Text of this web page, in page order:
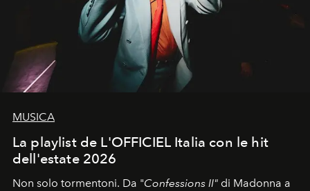
MUSICA
La playlist de L'OFFICIEL Italia con le hit
dell'estate 2026
Non solo tormentoni. Da "Confessions II" di Madonna a